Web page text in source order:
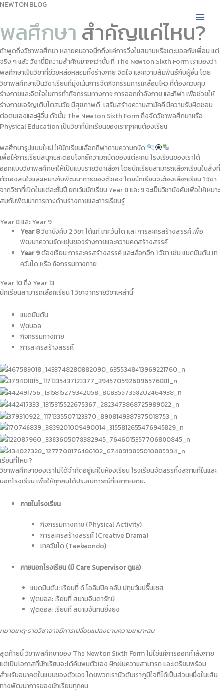
Skip
content
NEWTON BLOG
พลศึกษา สำคัญแค่ไหน? ​
ถ้าพูดถึงวิชาพลศึกษา หลายคนอาจนึกถึงแค่การวิ่งในสนามหรือเตะบอลกับเพื่อน แต่
จริง ๆ แล้ว วิชานี้มีความสำคัญมากกว่านั้น ที่ The Newton Sixth Form เรามองว่า
พลศึกษาเป็นวิชาที่ช่วยหล่อหลอมทั้งร่างกาย จิตใจ และความสัมพันธ์กับผู้อื่น โดย
วิชาพลศึกษาเป็นวิชาเรียนที่มุ่งเน้นการจัดกิจกรรมการเคลื่อนไหว ที่ต้องควบคุม
ร่างกายและจิตใจในการทำกิจกรรมทางกาย การออกกำลังกาย และกีฬา เพื่อช่วยให้
ร่างกายเจริญเติบโตสมวัย มีสุขภาพดี เสริมสร้างความสามัคคี มีความรับผิดชอบ
ต่อตนเองและผู้อื่น ดังนั้น The Newton Sixth Form ถึงจัดวิชาพลศึกษาหรือ
Physical Education เป็นวิชาที่นักเรียนของเราทุกคนต้องเรียน
พลศึกษารูปแบบใหม่ ให้นักเรียนเลือกกีฬาตามความถนัด
เพื่อให้การเรียนสนุกและตอบโจทย์ความถนัดของแต่ละคน โรงเรียนของเราได้
ออกแบบวิชาพลศึกษาให้เป็นแบบรายวิชาเลือก โดยนักเรียนสามารถเลือกเรียนในสิ่งที่
ตัวเองสนใจและเหมาะกับพัฒนาการของตัวเอง โดยนักเรียนจะต้องเลือกเรียน 1 วิชา
จากวิชาที่เปิดในแต่ละชั้นปี ยกเว้นนักเรียน Year 8 และ 9 จะเป็นวิชาบังคับเพื่อให้เหมาะ
สมกับพัฒนาการทางด้านร่างกายและการเรียนรู้
Year 8 และ Year 9
Year 8วิชาบังคับ 2 วิชา ได้แก่ เทควันโด และ การละครสร้างสรรค์ เพื่อ
พัฒนาความยืดหยุ่นของร่างกายและความคิดสร้างสรรค์
Year 9ต้องเรียน การละครสร้างสรรค์ และเลือกอีก 1 วิชา เช่น แบดมินตัน เท
ควันโด หรือ กิจกรรมทางกาย
Year 10 ถึง Year 13
นักเรียนสามารถเลือกเรียน 1 วิชาจากรายวิชาเหล่านี้
แบดมินตัน
ฟุตบอล
กิจกรรมทางกาย
การละครสร้างสรรค์
เรียนที่ไหน ?
วิชาพลศึกษาของเราไม่ได้จำกัดอยู่แค่ในห้องเรียน โรงเรียนจัดสรรทั้งสถานที่ในและ
นอกโรงเรียน เพื่อให้ทุกคนได้ประสบการณ์ที่หลากหลาย:
ภายในโรงเรียน
กิจกรรมทางกาย (Physical Activity)
การละครสร้างสรรค์ (Creative Drama)
เทควันโด (Taekwondo)
ภายนอกโรงเรียน (มี Care Supervisor ดูแล)
แบดมินตัน: เรียนที่ ดิ โอลิมปิค คลับ ปทุมวันปริ๊นเซส
ฟุตบอล: เรียนที่ สนามจินดารักษ์
ฟุตซอล: เรียนที่ สนามจันทนยิ่งยง
หมายเหตุ: รายวิชาอาจมีการเปลี่ยนแปลงตามความเหมาะสม
สุดท้ายนี้ วิชาพลศึกษาของ The Newton Sixth Form ไม่ใช่แค่การออกกำลังกาย
แต่เป็นโอกาสที่นักเรียนจะได้ค้นพบตัวเอง ฝึกฝนความสามารถ และเตรียมพร้อม
สำหรับอนาคตในแบบของตัวเอง โดยพวกเรานิวตันเราภูมิใจที่ได้เป็นส่วนหนึ่งในเส้น
ทางพัฒนาการของนักเรียนทุกคน